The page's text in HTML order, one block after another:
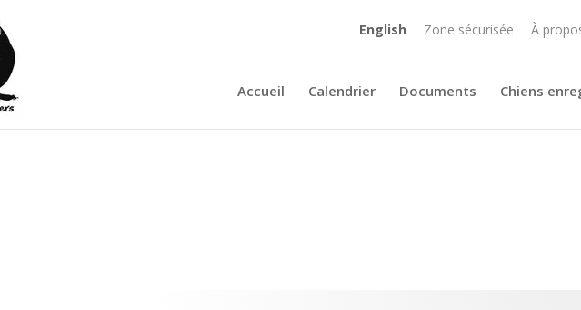
English Zone sécurisée À
Accueil Calendrier Documents Chiens